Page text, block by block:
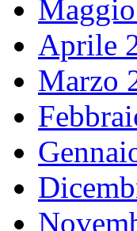
Aprile
Marzo